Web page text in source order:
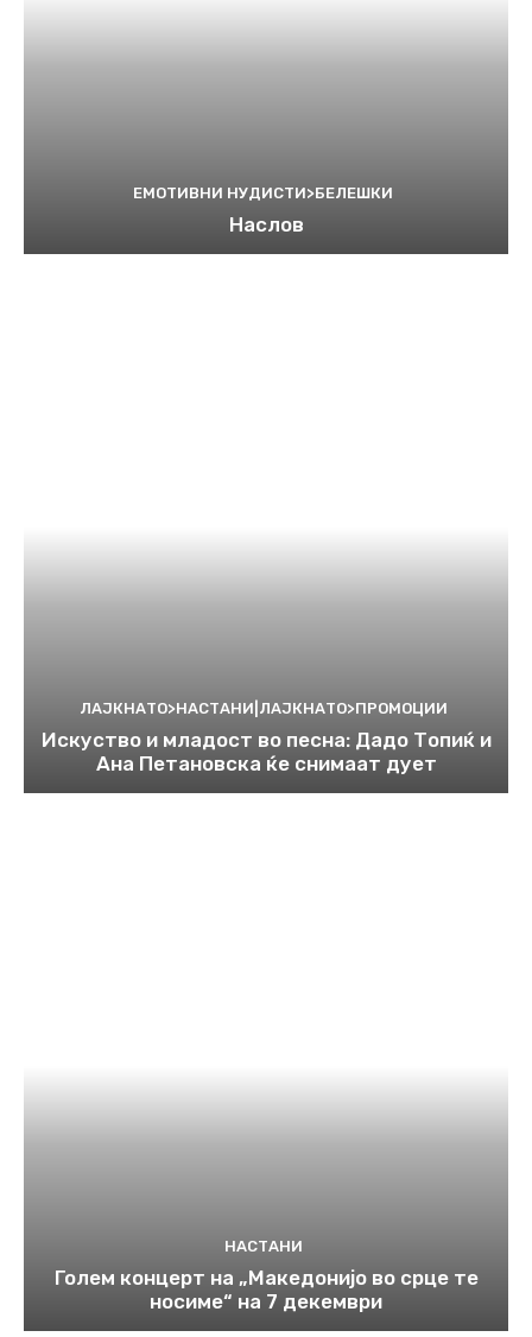
ЕМОТИВНИ НУДИСТИ>БЕЛЕШКИ
Наслов
ЛАЈКНАТО>НАСТАНИ|ЛАЈКНАТО>ПРОМОЦИИ
Искуство и младост во песна: Дадо Топиќ и
Ана Петановска ќе снимаат дует
НАСТАНИ
Голем концерт на „Македонијо во срце те
носиме“ на 7 декември